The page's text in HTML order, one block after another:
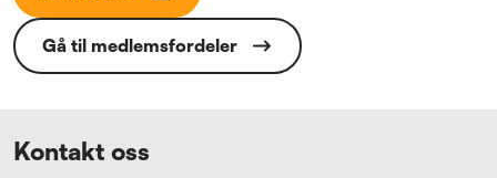
Gå til medlemsfordeler
Kontakt oss